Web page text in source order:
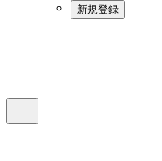
新規登録